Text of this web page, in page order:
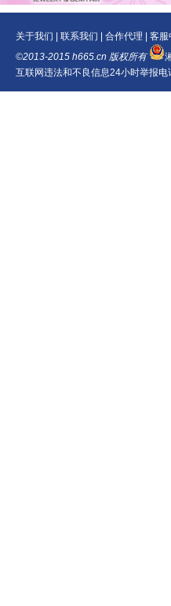
关于我们 联系我们 合作代理 客服
©2013-2015 h665.cn 版权所有
互联网违法和不良信息24小时举报